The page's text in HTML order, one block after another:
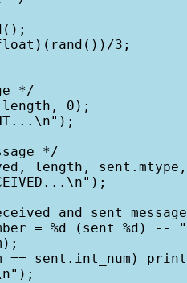
3;
*/
0);
*/
length,
and sent
= %d (sent %d) --
== sent.int_num)